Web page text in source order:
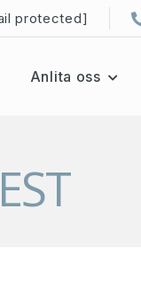
protected]
Anlita oss